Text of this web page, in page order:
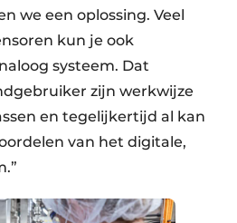
we een oplossing. Veel
kun je ook
systeem. Dat
zijn werkwijze
en tegelijkertijd al kan
van het digitale,